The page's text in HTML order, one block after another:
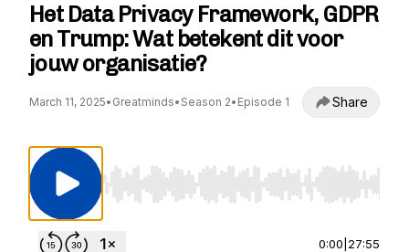
Het Data Privacy Framework, GDPR
en Trump: Wat betekent dit voor
jouw organisatie?
March 11, 2025• Greatminds• Season 2• Episode 1 Share
Use Left/Right to seek, Home/End to jump to
0:00 27:55